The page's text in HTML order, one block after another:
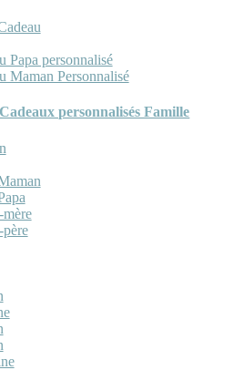
Papa personnalisé
Maman Personnalisé
Cadeaux personnalisés Famille